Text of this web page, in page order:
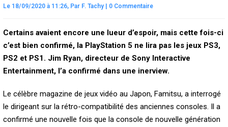
Le 18/09/2020 à 11:26, Par F. Tachy 0 Commentaire
Certains avaient encore une lueur d’espoir, mais cette fois-ci
c’est bien confirmé, la PlayStation 5 ne lira pas les jeux PS3,
PS2 et PS1. Jim Ryan, directeur de Sony Interactive
Entertainment, l’a confirmé dans une inerview.
Le célèbre magazine de jeux vidéo au Japon, Famitsu, a interrogé
le dirigeant sur la rétro-compatibilité des anciennes consoles. Il a
confirmé une nouvelle fois que la console de nouvelle génération